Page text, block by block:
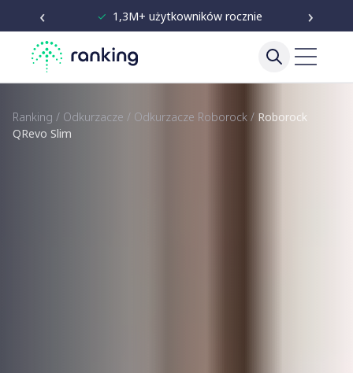
‹ ✓ Niezależne testy od 2020 ›
Ranking / Odkurzacze / Odkurzacze Roborock / Roborock
QRevo Slim